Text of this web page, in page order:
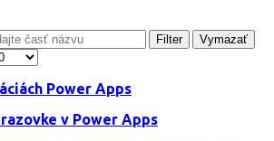
Filter Vymazať
Power Apps
v Power Apps